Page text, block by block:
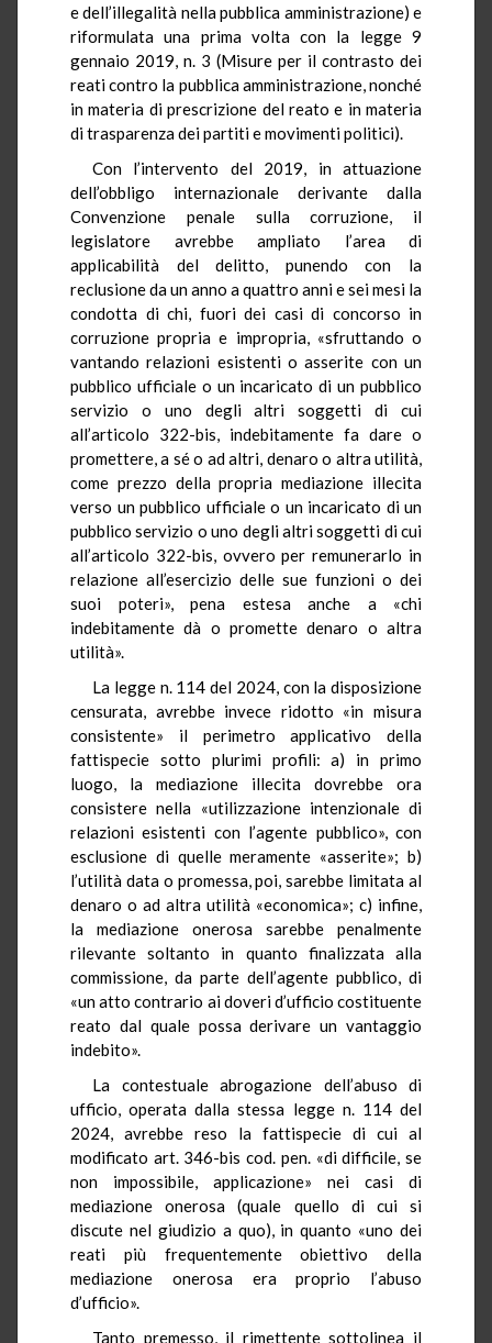
e dell’illegalità nella pubblica amministrazione) e
riformulata una prima volta con la legge 9
gennaio 2019, n. 3 (Misure per il contrasto dei
reati contro la pubblica amministrazione, nonché
in materia di prescrizione del reato e in materia
di trasparenza dei partiti e movimenti politici).
Con l’intervento del 2019, in attuazione
dell’obbligo internazionale derivante dalla
Convenzione penale sulla corruzione, il
legislatore avrebbe ampliato l’area di
applicabilità del delitto, punendo con la
reclusione da un anno a quattro anni e sei mesi la
condotta di chi, fuori dei casi di concorso in
corruzione propria e impropria, «sfruttando o
vantando relazioni esistenti o asserite con un
pubblico ufficiale o un incaricato di un pubblico
servizio o uno degli altri soggetti di cui
all’articolo 322-bis, indebitamente fa dare o
promettere, a sé o ad altri, denaro o altra utilità,
come prezzo della propria mediazione illecita
verso un pubblico ufficiale o un incaricato di un
pubblico servizio o uno degli altri soggetti di cui
all’articolo 322-bis, ovvero per remunerarlo in
relazione all’esercizio delle sue funzioni o dei
suoi poteri», pena estesa anche a «chi
indebitamente dà o promette denaro o altra
utilità».
La legge n. 114 del 2024, con la disposizione
censurata, avrebbe invece ridotto «in misura
consistente» il perimetro applicativo della
fattispecie sotto plurimi profili: a) in primo
luogo, la mediazione illecita dovrebbe ora
consistere nella «utilizzazione intenzionale di
relazioni esistenti con l’agente pubblico», con
esclusione di quelle meramente «asserite»; b)
l’utilità data o promessa, poi, sarebbe limitata al
denaro o ad altra utilità «economica»; c) infine,
la mediazione onerosa sarebbe penalmente
rilevante soltanto in quanto finalizzata alla
commissione, da parte dell’agente pubblico, di
«un atto contrario ai doveri d’ufficio costituente
reato dal quale possa derivare un vantaggio
indebito».
La contestuale abrogazione dell’abuso di
ufficio, operata dalla stessa legge n. 114 del
2024, avrebbe reso la fattispecie di cui al
modificato art. 346-bis cod. pen. «di difficile, se
non impossibile, applicazione» nei casi di
mediazione onerosa (quale quello di cui si
discute nel giudizio a quo), in quanto «uno dei
reati più frequentemente obiettivo della
mediazione onerosa era proprio l’abuso
d’ufficio».
Tanto premesso, il rimettente sottolinea il